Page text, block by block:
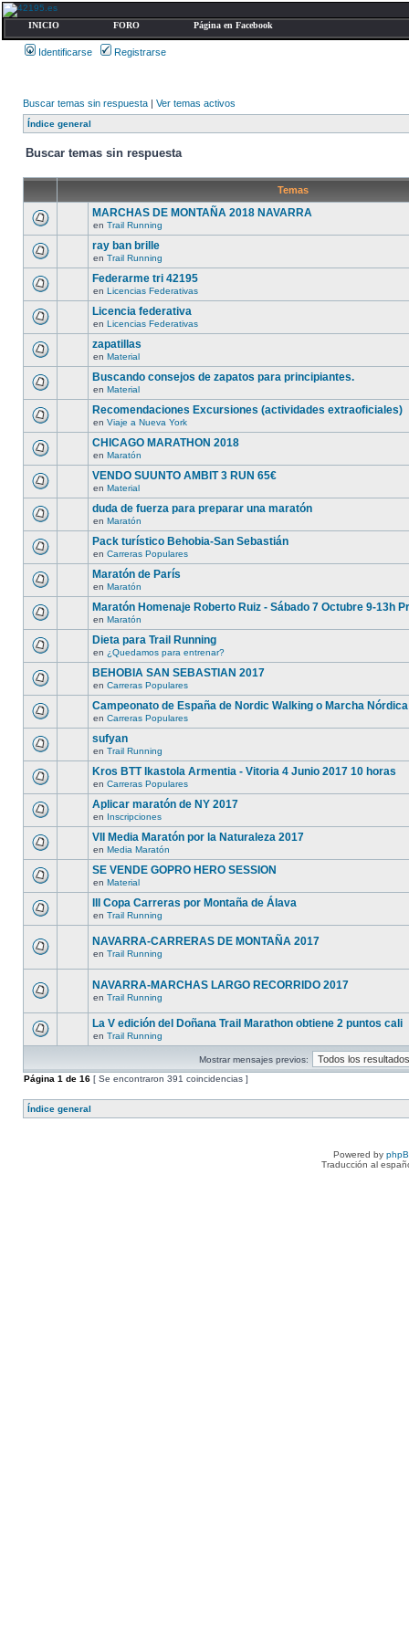
INICIO FORO Página en Facebook
Identificarse Registrarse
Buscar temas sin respuesta | Ver temas activos
Índice general
Buscar temas sin respuesta
Temas
MARCHAS DE MONTAÑA 2018 NAVARRA
en Trail Running
ray ban brille
en Trail Running
Federarme tri 42195
en Licencias Federativas
Licencia federativa
en Licencias Federativas
zapatillas
en Material
Buscando consejos de zapatos para principiantes.
en Material
Recomendaciones Excursiones (actividades extraoficiales)
en Viaje a Nueva York
CHICAGO MARATHON 2018
en Maratón
VENDO SUUNTO AMBIT 3 RUN 65€
en Material
duda de fuerza para preparar una maratón
en Maratón
Pack turístico Behobia-San Sebastián
en Carreras Populares
Maratón de París
en Maratón
Maratón Homenaje Roberto Ruiz - Sábado 7 Octubre 9-13h
en Maratón
Dieta para Trail Running
en ¿Quedamos para entrenar?
BEHOBIA SAN SEBASTIAN 2017
en Carreras Populares
Campeonato de España de Nordic Walking o Marcha Nórdica
en Carreras Populares
sufyan
en Trail Running
Kros BTT Ikastola Armentia - Vitoria 4 Junio 2017 10 horas
en Carreras Populares
Aplicar maratón de NY 2017
en Inscripciones
VII Media Maratón por la Naturaleza 2017
en Media Maratón
SE VENDE GOPRO HERO SESSION
en Material
III Copa Carreras por Montaña de Álava
en Trail Running
NAVARRA-CARRERAS DE MONTAÑA 2017
en Trail Running
NAVARRA-MARCHAS LARGO RECORRIDO 2017
en Trail Running
La V edición del Doñana Trail Marathon obtiene 2 puntos cali
en Trail Running
Mostrar mensajes previos:
Página 1 de 16 [ Se encontraron 391 coincidencias ]
Índice general
Powered by
Traducción al